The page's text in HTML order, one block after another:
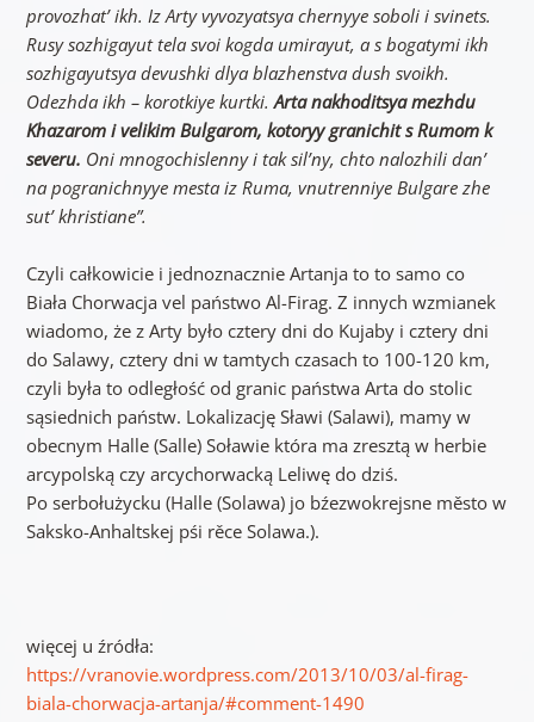
provozhat’ ikh. Iz Arty vyvozyatsya chernyye soboli i svinets.
Rusy sozhigayut tela svoi kogda umirayut, a s bogatymi ikh
sozhigayutsya devushki dlya blazhenstva dush svoikh.
Odezhda ikh – korotkiye kurtki. Arta nakhoditsya mezhdu
Khazarom i velikim Bulgarom, kotoryy granichit s Rumom k
severu. Oni mnogochislenny i tak sil’ny, chto nalozhili dan’
na pogranichnyye mesta iz Ruma, vnutrenniye Bulgare zhe
sut’ khristiane”.
Czyli całkowicie i jednoznacznie Artanja to to samo co
Biała Chorwacja vel państwo Al-Firag. Z innych wzmianek
wiadomo, że z Arty było cztery dni do Kujaby i cztery dni
do Salawy, cztery dni w tamtych czasach to 100-120 km,
czyli była to odległość od granic państwa Arta do stolic
sąsiednich państw. Lokalizację Sławi (Salawi), mamy w
obecnym Halle (Salle) Soławie która ma zresztą w herbie
arcypolską czy arcychorwacką Leliwę do dziś.
Po serbołużycku (Halle (Solawa) jo bźezwokrejsne město w
Saksko-Anhaltskej pśi rěce Solawa.).
więcej u źródła:
https://vranovie.wordpress.com/2013/10/03/al-firag-
biala-chorwacja-artanja/#comment-1490